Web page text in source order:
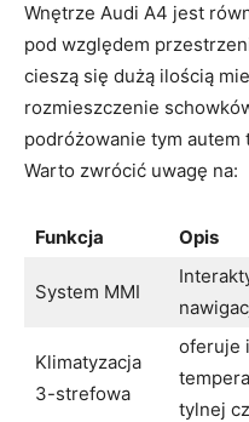
Wnętrze Audi A4 jest
pod względem
cieszą się dużą ilością
rozmieszczenie
podróżowanie tym
Warto zwrócić uwagę na:
Funkcja Opis
System MMI
Klimatyzacja
3-strefowa
oferuje
tylnej